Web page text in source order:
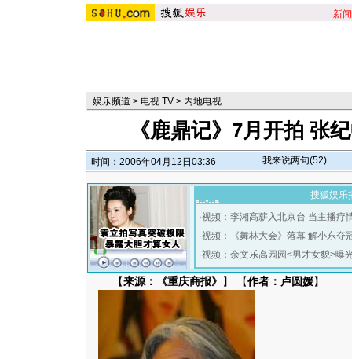
新闻
娱乐频道 > 电视 TV > 内地电视
《鹿鼎记》7月开拍 张
时间：2006年04月12日03:36 我来说两句(52)
搜狐娱乐
·视频：李湘高薪入北京台 当主播疗
·视频：《舞林大会》落幕 解小东夺
·视频：余文乐高园园<男才女貌>曝
【来源：《重庆商报》 】 【作者：卢圆媛】